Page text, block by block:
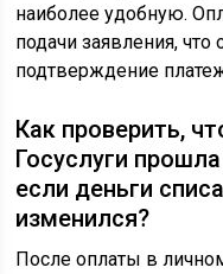
наиболее удобную.
подачи заявления,
подтверждение
Как проверить,
Госуслуги
если деньги
изменился?
После оплаты в